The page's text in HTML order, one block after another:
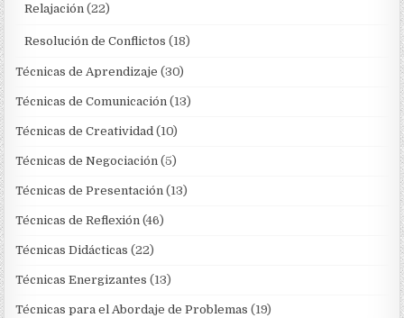
Relajación (22)
Resolución de Conflictos (18)
Técnicas de Aprendizaje (30)
Técnicas de Comunicación (13)
Técnicas de Creatividad (10)
Técnicas de Negociación (5)
Técnicas de Presentación (13)
Técnicas de Reflexión (46)
Técnicas Didácticas (22)
Técnicas Energizantes (13)
Técnicas para el Abordaje de Problemas (19)